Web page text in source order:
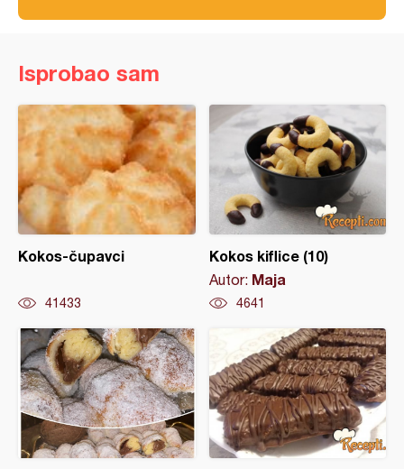
Isprobao sam
Kokos-čupavci
41433
Kokos kiflice (10)
Autor: Maja
4641